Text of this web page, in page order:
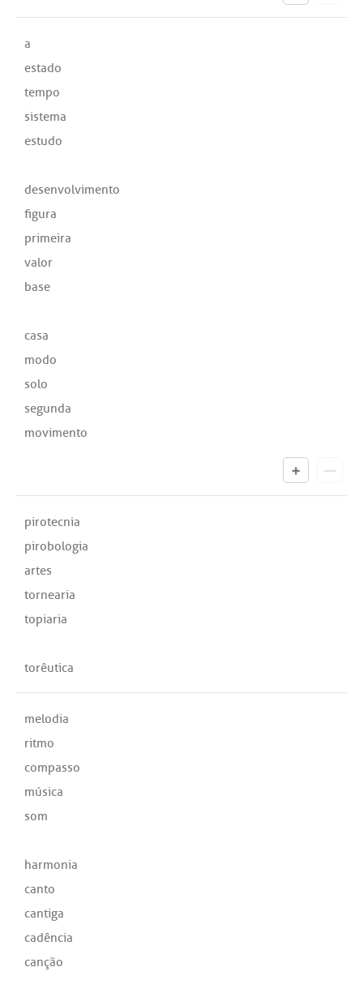
a
estado
tempo
sistema
estudo
desenvolvimento
figura
primeira
valor
base
casa
modo
solo
segunda
movimento
pirotecnia
pirobologia
artes
tornearia
topiaria
torêutica
melodia
ritmo
compasso
música
som
harmonia
canto
cantiga
cadência
canção